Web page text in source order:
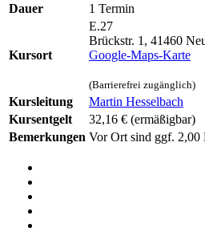
Dauer
1 Termin
Kursort
E.27
Brückstr. 1, 41460
Google-Maps-Karte
(Barrierefrei zugänglich)
Kursleitung
Martin Hesselbach
Kursentgelt
32,16 € (ermäßigbar)
Bemerkungen Vor Ort sind ggf. 2,00